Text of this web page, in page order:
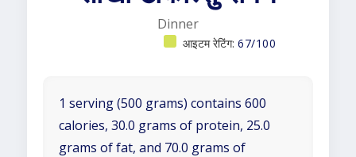
Dinner
आइटम रेटिंग: 67/100
1 serving (500 grams) contains 600
calories, 30.0 grams of protein, 25.0
grams of fat, and 70.0 grams of